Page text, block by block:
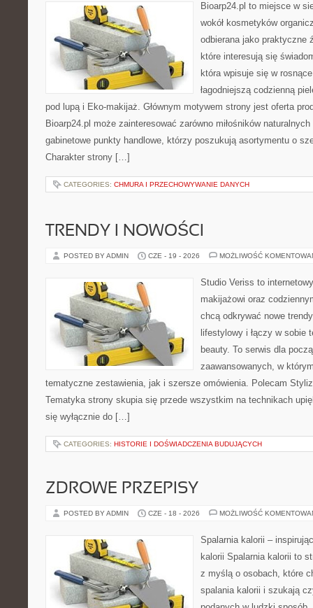
Bioarp24.pl to miejsce w
wokół kosmetyków
odbierana jako praktyczne
które interesują się
która wpisuje się w
łagodniejszą codzienną
pod lupą i Eko-makijaż. Głównym motywem strony jest oferta
Bioarp24.pl może zainteresować zarówno miłośników
gabinetowe punkty handlowe, którzy poszukują asortymentu o
Charakter strony […]
CATEGORIES: CHMURA I PRZECHOWYWANIE DANYCH
TRENDY I NOWOŚCI
POSTED BY ADMIN CZE - 19 - 2026 MOŻLIWOŚĆ
Studio Veriss to
makijażowi oraz
chcą odkrywać nowe
lifestylowy i łączy w sobie
beauty. To serwis dla
zaawansowanych, w
tematyczne zestawienia, jak i szersze omówienia. Polecam
Tematyka strony skupia się przede wszystkim na technikach
się wyłącznie do […]
CATEGORIES: HISTORIE I DOŚWIADCZENIA BUDUJĄCYCH
ZDROWE PRZEPISY
POSTED BY ADMIN CZE - 18 - 2026 MOŻLIWOŚĆ
Spalarnia kalorii –
kalorii Spalarnia kalorii to
z myślą o osobach, które
spalania kalorii i szukają